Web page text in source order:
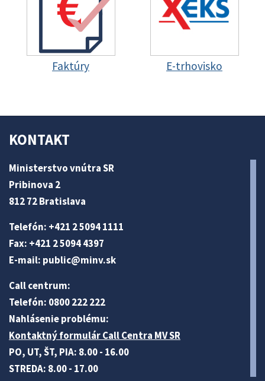
Faktúry E-trhovisko
KONTAKT
Ministerstvo vnútra SR
Pribinova 2
812 72 Bratislava
Telefón: +421 2 5094 1111
Fax: +421 2 5094 4397
E-mail: public@minv.sk
Call centrum:
Telefón: 0800 222 222
Nahlásenie problému:
Kontaktný formulár Call Centra MV SR
PO, UT, ŠT, PIA: 8.00 - 16.00
STREDA: 8.00 - 17.00